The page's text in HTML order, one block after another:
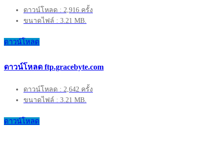
ดาวน์โหลด : 2,916 ครั้ง
ขนาดไฟล์ : 3.21 MB.
ดาวน์โหลด
ดาวน์โหลด ftp.gracebyte.com
ดาวน์โหลด : 2,642 ครั้ง
ขนาดไฟล์ : 3.21 MB.
ดาวน์โหลด